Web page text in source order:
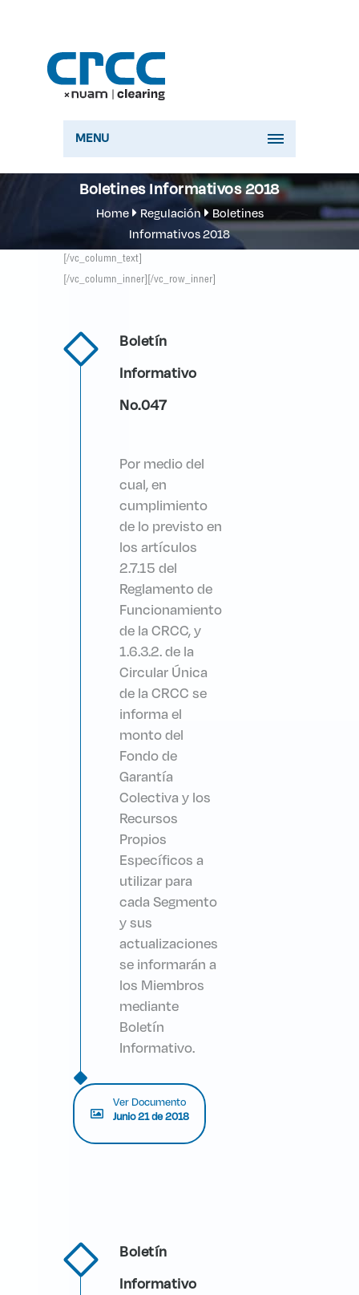
MENU
Boletines Informativos 2018
Home Regulación
Boletines
Informativos 2018
[/vc_column_text]
[/vc_column_inner][/vc_row_inner]
Boletín
Informativo
No.047
Por medio del
cual, en
cumplimiento
de lo previsto en
los artículos
2.7.15 del
Reglamento de
Funcionamiento
de la CRCC, y
1.6.3.2. de la
Circular Única
de la CRCC se
informa el
monto del
Fondo de
Garantía
Colectiva y los
Recursos
Propios
Específicos a
utilizar para
cada Segmento
y sus
actualizaciones
se informarán a
los Miembros
mediante
Boletín
Informativo.
Ver Documento
Junio 21 de 2018
Boletín
Informativo